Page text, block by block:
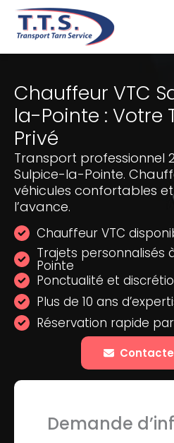
Aller
Chauffeur VTC
la-Pointe : Votre
Privé
Transport professionnel
Sulpice-la-Pointe.
véhicules confortables
l’avance.
Chauffeur VTC
Trajets personnalisés
Pointe
Ponctualité et
Plus de 10 ans
Réservation rapide
Demande